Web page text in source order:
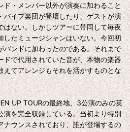
ド・メンバー以外が演奏に加わること
パイプ楽団が登壇したり、ゲストが演
はない。しかしツアーに帯同して毎夜
したミュージシャンはいない。今回初
バンドに加わったのである。それまで
ドで代用されていた音が、本物の楽器
えてアレンジもそれを活かすものとな
UP TOURの最終地、3公演のみの英
演を完全収録している。当初より特別
ナウンスされており、誰が登場するの